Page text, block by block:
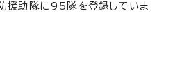
援助隊に95隊を登録していま